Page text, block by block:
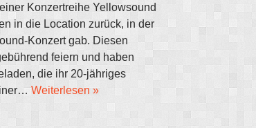
Konzertreihe Yellowsound
in die Location zurück, in der
Konzert gab. Diesen
feiern und haben
die ihr 20-jähriges
Weiterlesen »